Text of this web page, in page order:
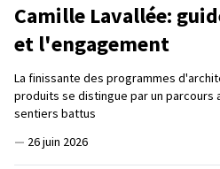
Camille Lavallée:
et l'engagement
La finissante des programmes
produits se distingue par un parcours
sentiers battus
— 26 juin 2026